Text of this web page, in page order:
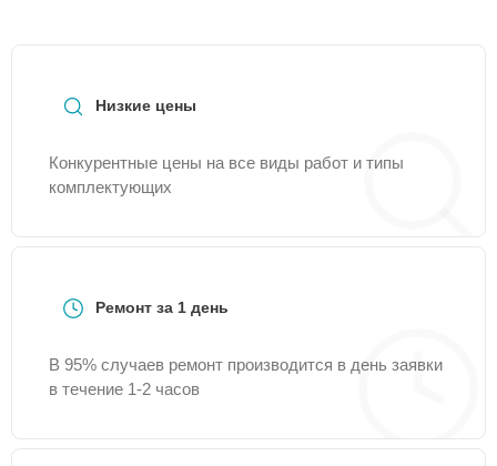
Низкие цены
Конкурентные цены на все виды работ и типы
комплектующих
Ремонт за 1 день
В 95% случаев ремонт производится в день заявки
в течение 1-2 часов